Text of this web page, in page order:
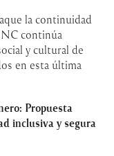
la continuidad
continúa
y cultural de
en esta última
Propuesta
inclusiva y segura